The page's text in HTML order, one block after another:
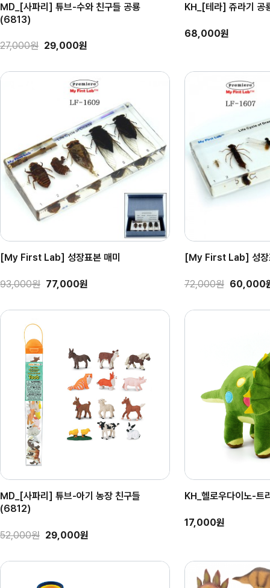
MD_[사파리] 튜브-수와 친구들 공룡
(6813)
27,000원 29,000원
KH_[테라] 쥬라기 공
68,000원
[My First Lab] 성장표본 매미
93,000원 77,000원
[My First Lab] 성장
72,000원 60,000
MD_[사파리] 튜브-아기 농장 친구들
(6812)
52,000원 29,000원
KH_헬로우다이노-트
17,000원